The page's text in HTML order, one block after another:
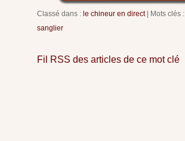
Classé dans : le chineur en direct Mots clés :
sanglier
Fil RSS des articles de ce mot clé